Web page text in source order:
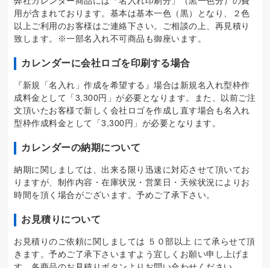
用が含まれております。基本は基本一色（黒）となり、２色
以上ご利用のお客様はご連絡下さい。ご相談の上、再見積り
致します。※一部名入れ不可商品も御座います。
カレンダーに会社ロゴを印刷する場合
『新規「名入れ」作成を希望する』場合は新規名入れ型枠作
成料金として「3,300円」が必要となります。また、以前ご注
文頂いたお客様で新しく会社ロゴを作成し直す場合も名入れ
型枠作成料金として「3,300円」が必要となります。
カレンダーの納期について
納期に関しましては、出来る限り迅速に対応させて頂いてお
りますが、制作内容・在庫状況・営業日・天候状況によりお
時間を頂く場合がございます。予めご了承下さい。
お見積りについて
お見積りのご依頼に関しましては ５０部以上 にて承らせて頂
きます。予めご了承下さいますよう宜しくお願い申し上げま